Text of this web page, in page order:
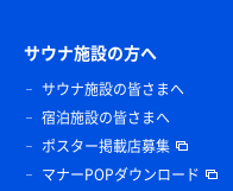
サウナ施設の方へ
サウナ施設の皆さまへ
宿泊施設の皆さまへ
ポスター掲載店募集
マナーPOPダウンロード